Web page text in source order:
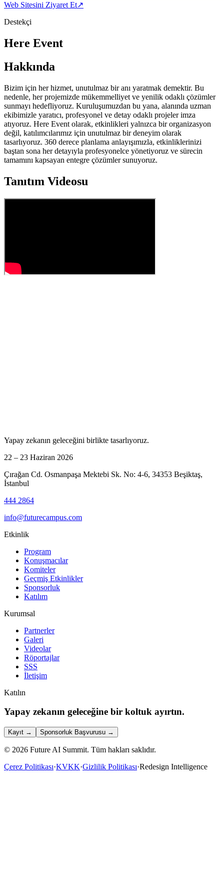
Web Sitesini Ziyaret Et↗
Destekçi
Here Event
Hakkında
Bizim için her hizmet, unutulmaz bir anı yaratmak demektir. Bu
nedenle, her projemizde mükemmelliyet ve yenilik odaklı çözümler
sunmayı hedefliyoruz. Kuruluşumuzdan bu yana, alanında uzman
ekibimizle yaratıcı, profesyonel ve detay odaklı projeler imza
atıyoruz. Here Event olarak, etkinlikleri yalnızca bir organizasyon
değil, katılımcılarımız için unutulmaz bir deneyim olarak
tasarlıyoruz. 360 derece planlama anlayışımızla, etkinliklerinizi
baştan sona her detayıyla profesyonelce yönetiyoruz ve sürecin
tamamını kapsayan entegre çözümler sunuyoruz.
Tanıtım Videosu
Yapay zekanın geleceğini birlikte tasarlıyoruz.
22 – 23 Haziran 2026
Çırağan Cd. Osmanpaşa Mektebi Sk. No: 4-6, 34353 Beşiktaş,
İstanbul
444 2864
info@futurecampus.com
Etkinlik
Program
Konuşmacılar
Komiteler
Geçmiş Etkinlikler
Sponsorluk
Katılım
Kurumsal
Partnerler
Galeri
Videolar
Röportajlar
SSS
İletişim
Katılın
Yapay zekanın geleceğine bir koltuk ayırtın.
Kayıt → Sponsorluk Başvurusu →
© 2026 Future AI Summit. Tüm hakları saklıdır.
Çerez Politikası·KVKK·Gizlilik Politikası·Redesign Intelligence